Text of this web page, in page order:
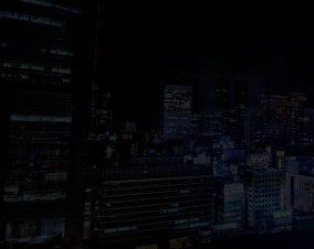
アーカイブ
2025年12月
カテゴリー